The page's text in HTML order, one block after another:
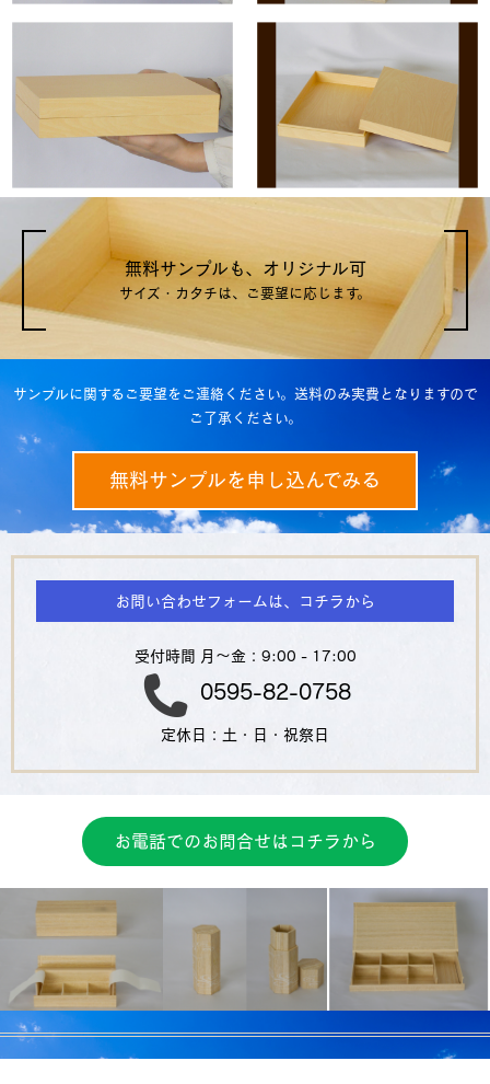
無料サンプルも、オリジナル可
サイズ・カタチは、ご要望に応じます。
サンプルに関するご要望をご連絡ください。送料のみ実費となりますので
ご了承ください。
無料サンプルを申し込んでみる
お問い合わせフォームは、コチラから
受付時間 月～金：9:00 - 17:00
0595-82-0758
定休日：土・日・祝祭日
お電話でのお問合せはコチラから